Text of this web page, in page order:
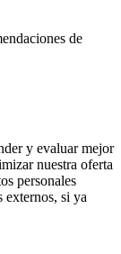
de
y evaluar mejor
nuestra oferta
personales
externos, si ya